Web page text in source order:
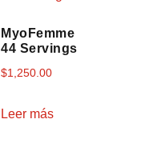
MyoFemme
44 Servings
$1,250.00
Leer más